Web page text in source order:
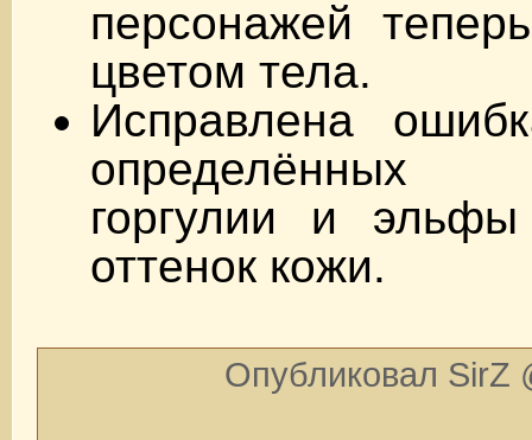
персонажей
цветом тела.
Исправлена
определённых
горгулии и
оттенок кожи.
Опубликовал SirZ